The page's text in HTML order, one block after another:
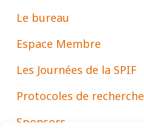
Le bureau
Espace Membre
Les Journées de la SPIF
Protocoles de recherche
Sponsors